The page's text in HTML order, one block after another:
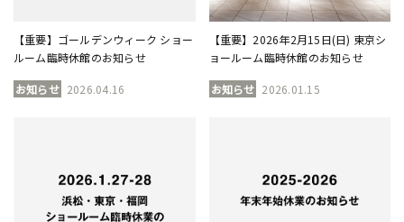
【重要】ゴールデンウィーク ショー
ルーム臨時休館のお知らせ
お知らせ 2026.04.16
【重要】2026年2月15日(日) 東京シ
ョールーム臨時休館のお知らせ
お知らせ 2026.01.15